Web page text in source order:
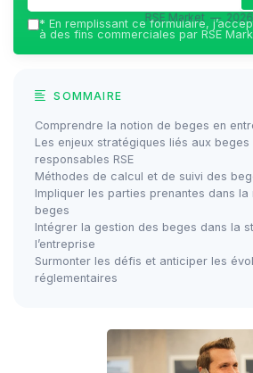
RSE Market — 2026
* En remplissant ce formulaire,
à des fins commerciales par RSE
SOMMAIRE
Comprendre la notion de beges en
Les enjeux stratégiques liés aux beges
responsables RSE
Méthodes de calcul et de suivi des
Impliquer les parties prenantes dans la
beges
Intégrer la gestion des beges dans la
l’entreprise
Surmonter les défis et anticiper les
réglementaires